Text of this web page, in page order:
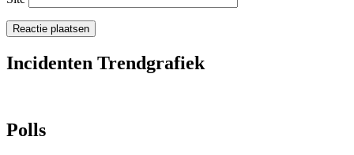
Incidenten Trendgrafiek
Polls